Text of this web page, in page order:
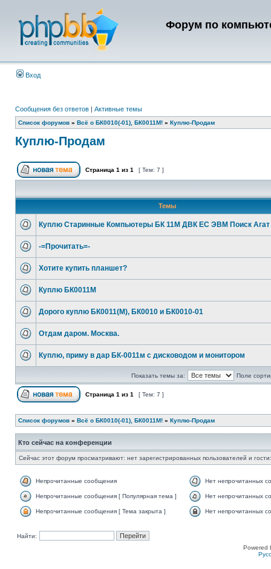
Форум по
Вход
Сообщения без ответов | Активные темы
Список форумов » Всё о БК0010(-01), БК0011М! » Куплю-Продам
Куплю-Продам
Страница 1 из 1 [ Тем: 7 ]
Темы
Куплю Старинные Компьютеры БК 11М ДВК ЕС ЭВМ Поиск Агат
-=Прочитать=-
Хотите купить планшет?
Куплю БК0011М
Дорого куплю БК0011(М), БК0010 и БК0010-01
Отдам даром. Москва.
Куплю, приму в дар БК-0011м с дисководом и монитором
Показать темы за: Поле
Страница 1 из 1 [ Тем: 7 ]
Список форумов » Всё о БК0010(-01), БК0011М! » Куплю-Продам
Кто сейчас на конференции
Сейчас этот форум просматривают: нет зарегистрированных пользователей и
Непрочитанные сообщения Нет непрочитанных
Непрочитанные сообщения [ Популярная тема ] Нет непрочитанных
Непрочитанные сообщения [ Тема закрыта ] Нет непрочитанных
Найти:
Powered